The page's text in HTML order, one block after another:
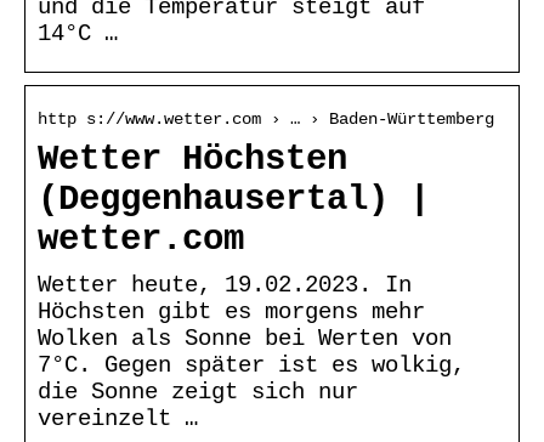
und die Temperatur steigt auf
14°C …
http s://www.wetter.com › … › Baden-Württemberg
Wetter Höchsten
(Deggenhausertal) |
wetter.com
Wetter heute, 19.02.2023. In
Höchsten gibt es morgens mehr
Wolken als Sonne bei Werten von
7°C. Gegen später ist es wolkig,
die Sonne zeigt sich nur
vereinzelt …